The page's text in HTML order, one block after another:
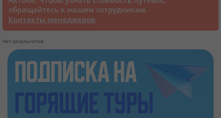
Cтатьи
70129 отзывов наших туристов
Сертификаты
обращайтесь к нашим сотрудникам.
Контакты менеджеров
Нет результатов.